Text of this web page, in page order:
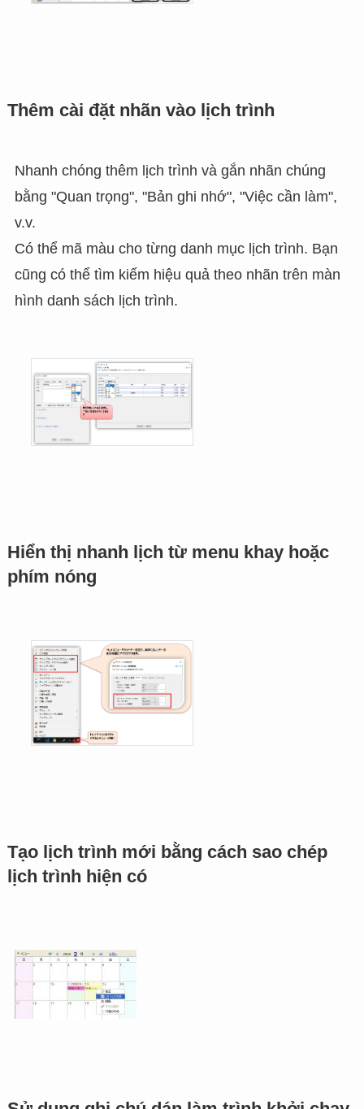
Thêm cài đặt nhãn vào lịch trình
Nhanh chóng thêm lịch trình và gắn nhãn chúng
bằng "Quan trọng", "Bản ghi nhớ", "Việc cần làm",
v.v.
Có thể mã màu cho từng danh mục lịch trình. Bạn
cũng có thể tìm kiếm hiệu quả theo nhãn trên màn
hình danh sách lịch trình.
Hiển thị nhanh lịch từ menu khay hoặc
phím nóng
Tạo lịch trình mới bằng cách sao chép
lịch trình hiện có